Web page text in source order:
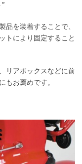
品を装着することで、
トにより固定すること
リアボックスなどに前
もお薦めです。